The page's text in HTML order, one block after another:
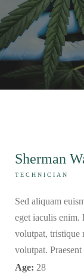
Sherman
TECHNICIAN
Sed aliquam
eget iaculis enim.
volutpat, tristique
volutpat.
Age: 28